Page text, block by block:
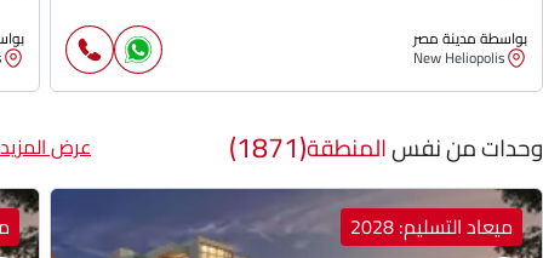
بواسطة مدينة مصر
New Heliopolis
وحدات من نفسالمنطقة(1871) عرض المزيد
ميعاد التسليم: 2028